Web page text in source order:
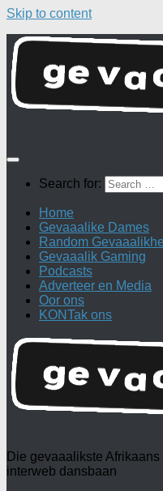
Skip to content
Search for:
Home
Gevaaalike Dames
Random
Gevaaalik Gaming
Podcasts
Adverteer en Media
Oor ons
KONTak ons
Die gevaaalikste
interweb dansbaan